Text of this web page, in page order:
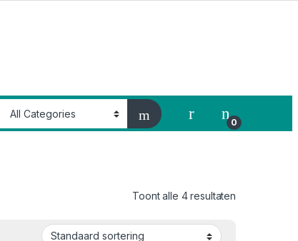
My Account
0
Toont alle 4 resultaten